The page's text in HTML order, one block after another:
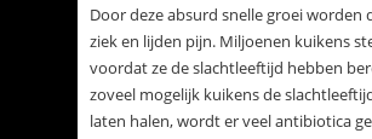
Door deze absurd snelle groei worden
ziek en lijden pijn. Miljoenen kuikens
voordat ze de slachtleeftijd hebben
zoveel mogelijk kuikens de
laten halen, wordt er veel antibiotica